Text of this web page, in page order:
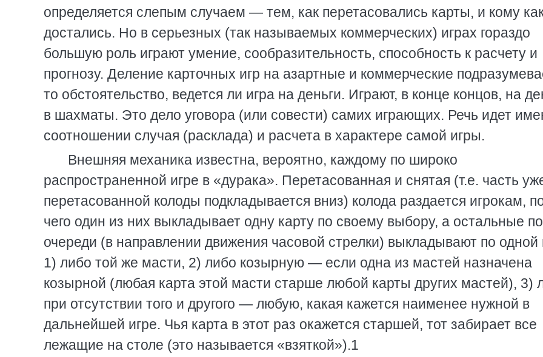
определяется слепым случаем — тем, как перетасовались карты, и кому
достались. Но в серьезных (так называемых коммерческих) играх гораздо
большую роль играют умение, сообразительность, способность к расчету и
прогнозу. Деление карточных игр на азартные и коммерческие
то обстоятельство, ведется ли игра на деньги. Играют, в конце концов, на
в шахматы. Это дело уговора (или совести) самих играющих. Речь идет
соотношении случая (расклада) и расчета в характере самой игры.
Внешняя механика известна, вероятно, каждому по широко
распространенной игре в «дурака». Перетасованная и снятая (т.е. часть
перетасованной колоды подкладывается вниз) колода раздается игрокам,
чего один из них выкладывает одну карту по своему выбору, а остальные по
очереди (в направлении движения часовой стрелки) выкладывают по одной
1) либо той же масти, 2) либо козырную — если одна из мастей назначена
козырной (любая карта этой масти старше любой карты других мастей), 3)
при отсутствии того и другого — любую, какая кажется наименее нужной в
дальнейшей игре. Чья карта в этот раз окажется старшей, тот забирает все
лежащие на столе (это называется «взяткой»).1